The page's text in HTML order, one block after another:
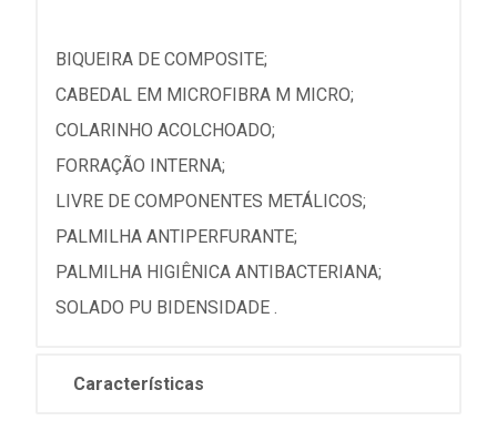
BIQUEIRA DE COMPOSITE;
CABEDAL EM MICROFIBRA M MICRO;
COLARINHO ACOLCHOADO;
FORRAÇÃO INTERNA;
LIVRE DE COMPONENTES METÁLICOS;
PALMILHA ANTIPERFURANTE;
PALMILHA HIGIÊNICA ANTIBACTERIANA;
SOLADO PU BIDENSIDADE .
Características